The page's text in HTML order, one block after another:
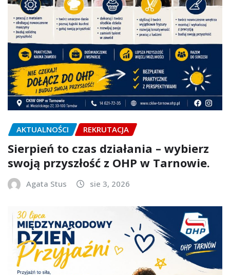
AKTUALNOŚCI REKRUTACJA
Sierpień to czas działania – wybierz
swoją przyszłość z OHP w Tarnowie.
Agata Stus sie 3, 2026